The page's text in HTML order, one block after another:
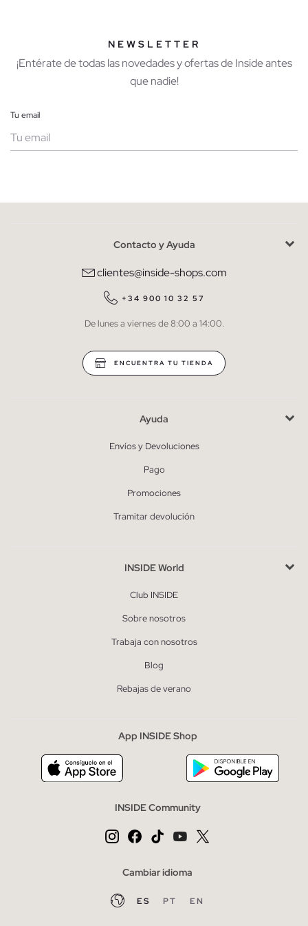
NEWSLETTER
¡Entérate de todas las novedades y ofertas de Inside antes
que nadie!
Tu email
He leído y entiendo lapolítica de privacidad
QUIERO SUSCRIBIRME
* Puedes cancelar la suscripción en cualquier momento.
Contacto y Ayuda
clientes@inside-shops.com
+34 900 10 32 57
De lunes a viernes de 8:00 a 14:00.
ENCUENTRA TU TIENDA
Ayuda
Envíos y Devoluciones
Pago
Promociones
Tramitar devolución
INSIDE World
Club INSIDE
Sobre nosotros
Trabaja con nosotros
Blog
Rebajas de verano
App INSIDE Shop
INSIDE Community
Cambiar idioma
ES PT EN